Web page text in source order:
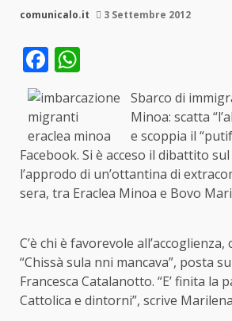
comunicalo.it 3 Settembre 2012
Facebook
Sbarco di
Minoa: scatta
e scoppia il
Facebook. Si è acceso il dibattito
l’approdo di un’ottantina di
sera, tra Eraclea Minoa e Bovo
C’è chi è favorevole
“Chissà sula nni mancava”, posta
Francesca Catalanotto. “E’ finita la
Cattolica e dintorni”, scrive